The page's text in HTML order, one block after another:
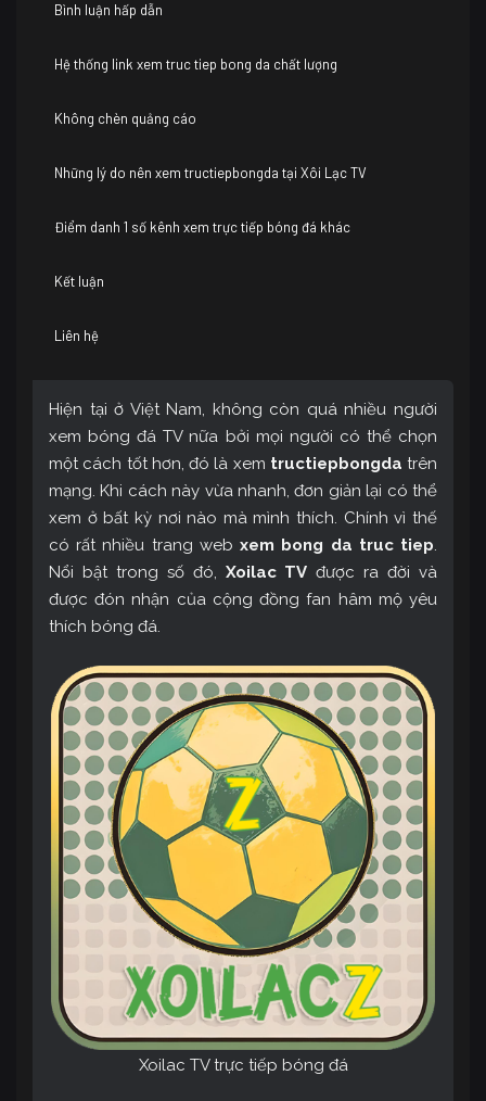
Bình luận hấp dẫn
Hệ thống link xem truc tiep bong da chất lượng
Không chèn quảng cáo
Những lý do nên xem tructiepbongda tại Xôi Lạc TV
Điểm danh 1 số kênh xem trực tiếp bóng đá khác
Kết luận
Liên hệ
Hiện tại ở Việt Nam, không còn quá nhiều người
xem bóng đá TV nữa bởi mọi người có thể chọn
một cách tốt hơn, đó là xem tructiepbongda trên
mạng. Khi cách này vừa nhanh, đơn giản lại có thể
xem ở bất kỳ nơi nào mà mình thích. Chính vì thế
có rất nhiều trang webxem bong da truc tiep.
Nổi bật trong số đó, Xoilac TV được ra đời và
được đón nhận của cộng đồng fan hâm mộ yêu
thích bóng đá.
Xoilac TV trực tiếp bóng đá